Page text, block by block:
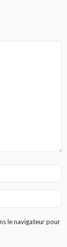
le navigateur pour